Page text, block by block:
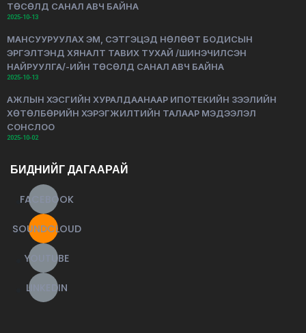
ТӨСӨЛД САНАЛ АВЧ БАЙНА
2025-10-13
МАНСУУРУУЛАХ ЭМ, СЭТГЭЦЭД НӨЛӨӨТ БОДИСЫН
ЭРГЭЛТЭНД ХЯНАЛТ ТАВИХ ТУХАЙ /ШИНЭЧИЛСЭН
НАЙРУУЛГА/-ИЙН ТӨСӨЛД САНАЛ АВЧ БАЙНА
2025-10-13
АЖЛЫН ХЭСГИЙН ХУРАЛДААНААР ИПОТЕКИЙН ЗЭЭЛИЙН
ХӨТӨЛБӨРИЙН ХЭРЭГЖИЛТИЙН ТАЛААР МЭДЭЭЛЭЛ
СОНСЛОО
2025-10-02
БИДНИЙГ ДАГААРАЙ
FACEBOOK
SOUNDCLOUD
YOUTUBE
LINKEDIN